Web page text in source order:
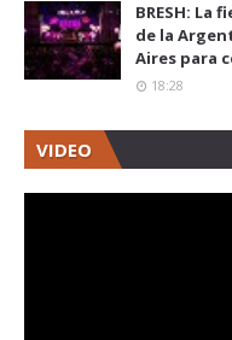
BRESH: La
de la
Aires para
18:28
VIDEO